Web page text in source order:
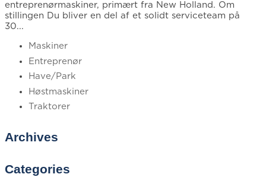
entreprenørmaskiner, primært fra New Holland. Om
stillingen Du bliver en del af et solidt serviceteam på
30...
Maskiner
Entreprenør
Have/Park
Høstmaskiner
Traktorer
Archives
Categories